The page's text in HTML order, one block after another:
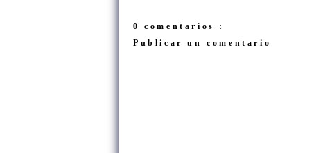
0 comentarios :
Publicar un comentario